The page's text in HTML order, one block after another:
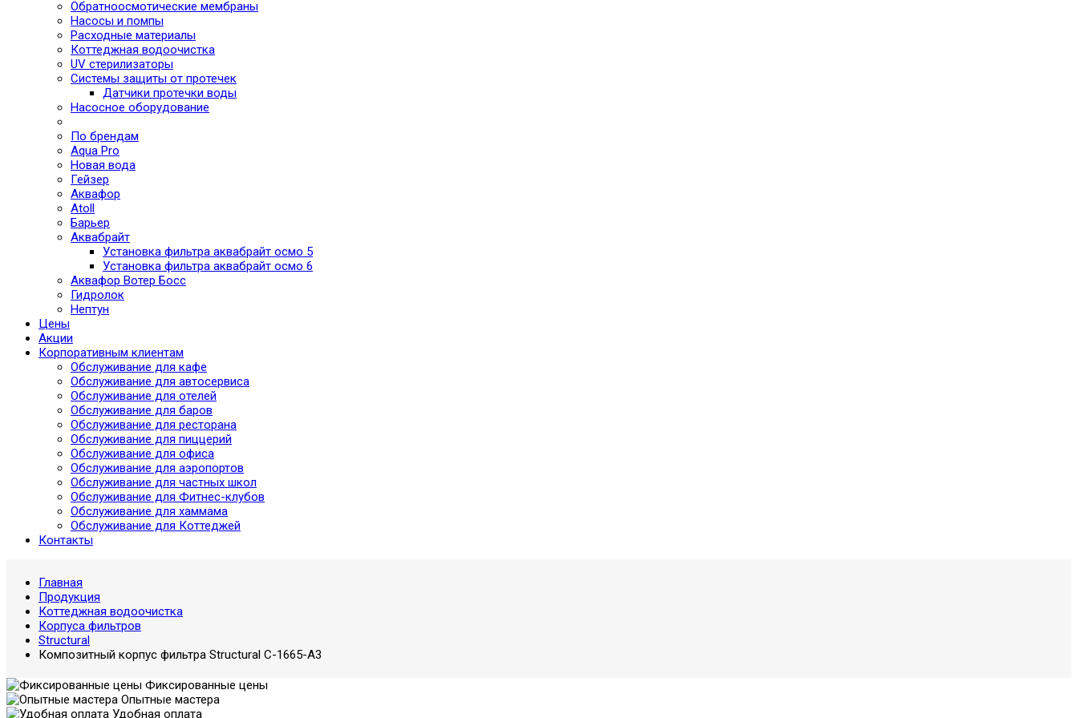
Обратноосмотические мембраны
Насосы и помпы
Расходные материалы
Коттеджная водоочистка
UV стерилизаторы
Системы защиты от протечек
Датчики протечки воды
Насосное оборудование
По брендам
Aqua Pro
Новая вода
Гейзер
Аквафор
Atoll
Барьер
Аквабрайт
Установка фильтра аквабрайт осмо 5
Установка фильтра аквабрайт осмо 6
Аквафор Вотер Босс
Гидролок
Нептун
Цены
Акции
Корпоративным клиентам
Обслуживание для кафе
Обслуживание для автосервиса
Обслуживание для отелей
Обслуживание для баров
Обслуживание для ресторана
Обслуживание для пиццерий
Обслуживание для офиса
Обслуживание для аэропортов
Обслуживание для частных школ
Обслуживание для Фитнес-клубов
Обслуживание для хаммама
Обслуживание для Коттеджей
Контакты
Главная
Продукция
Коттеджная водоочистка
Корпуса фильтров
Structural
Композитный корпус фильтра Structural C-1665-A3
Фиксированные цены
Опытные мастера
Удобная оплата